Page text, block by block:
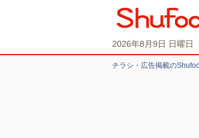
2026年8月9日 日曜日
チラシ・​広告掲載の​